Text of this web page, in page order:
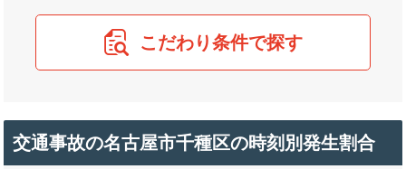
こだわり条件で探す
交通事故の名古屋市千種区の時刻別発生割合